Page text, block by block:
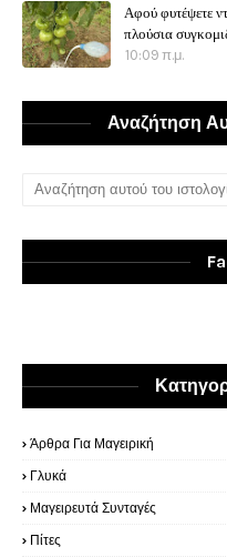
Αφού φυτέψετε
πλούσια
10:09 π.μ.
Αναζήτηση
Άρθρα Για Μαγειρική
Γλυκά
Μαγειρευτά Συνταγές
Πίτες